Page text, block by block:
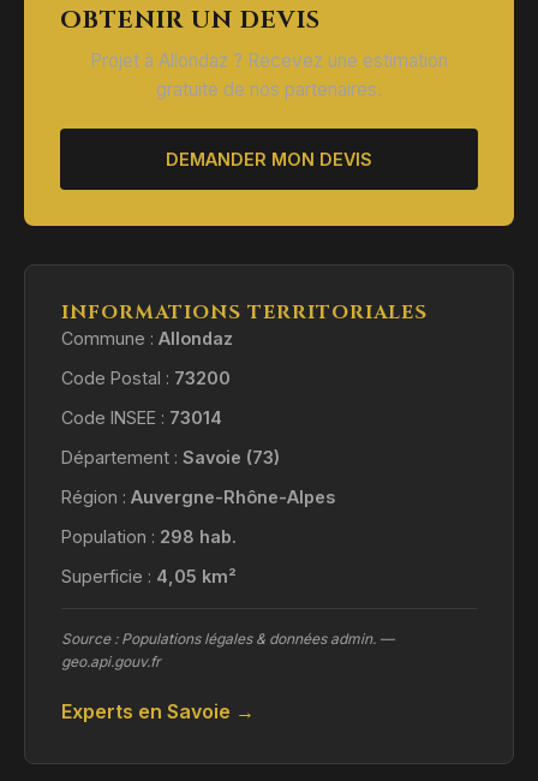
OBTENIR UN DEVIS
Projet à Allondaz ? Recevez une estimation
gratuite de nos partenaires.
DEMANDER MON DEVIS
INFORMATIONS TERRITORIALES
Commune : Allondaz
Code Postal : 73200
Code INSEE : 73014
Département : Savoie (73)
Région : Auvergne-Rhône-Alpes
Population : 298 hab.
Superficie : 4,05 km²
Source : Populations légales & données admin. —
geo.api.gouv.fr
Experts en Savoie →